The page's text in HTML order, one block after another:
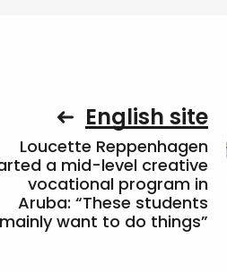
English site
Loucette Reppenhagen
a mid-level creative
vocational program in
Aruba: “These students
mainly want to do things”